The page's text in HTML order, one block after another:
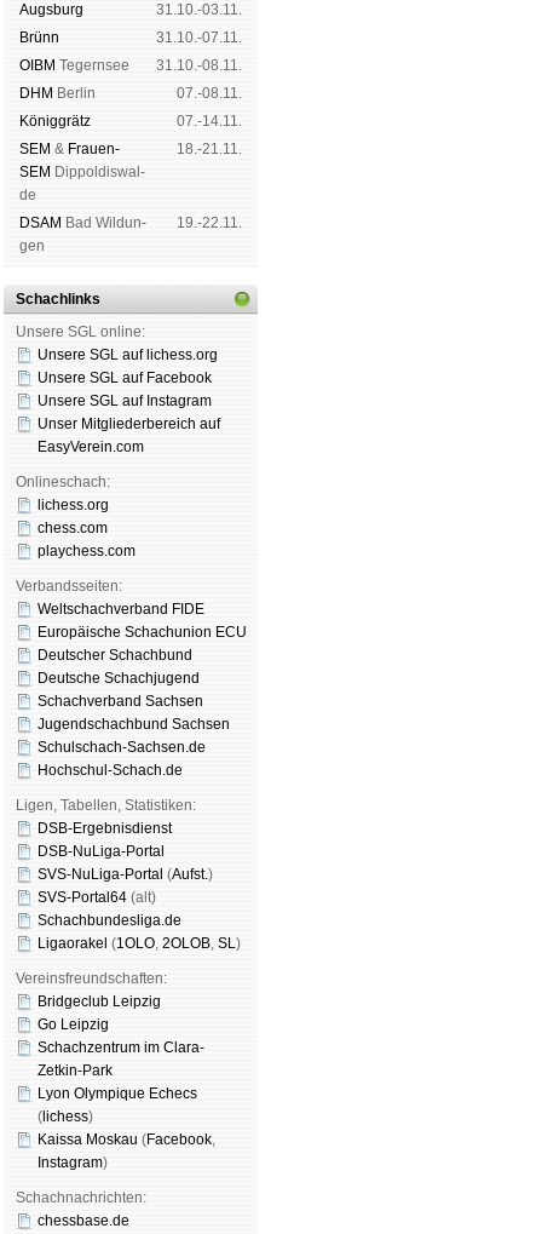
Augs­burg
31.10.-03.11.
Brünn
31.10.-07.11.
OIBM Tegern­see
31.10.-08.11.
DHM Ber­lin
07.-08.11.
König­grätz
07.-14.11.
SEM & Frauen-
SEM Dip­pol­dis­wal­
de
18.-21.11.
DSAM Bad Wil­dun­
gen
19.-22.11.
Schachlinks
Unsere SGL online:
Unsere SGL auf li­chess.org
Unsere SGL auf Face­book
Unsere SGL auf Insta­gram
Unser Mitgliederbereich auf
EasyVerein.com
Onlineschach:
lichess.org
chess.com
playchess.com
Verbandsseiten:
Weltschachverband FIDE
Europäische Schachunion ECU
Deutscher Schachbund
Deutsche Schachjugend
Schachverband Sachsen
Jugendschachbund Sachsen
Schulschach-Sachsen.de
Hochschul-Schach.de
Ligen, Tabellen, Statistiken:
DSB-Ergebnisdienst
DSB-NuLiga-Portal
SVS-NuLiga-Portal (Aufst.)
SVS-Portal64 (alt)
Schachbundesliga.de
Ligaorakel (1OLO, 2OLOB, SL)
Vereinsfreundschaften:
Bridgeclub Leipzig
Go Leipzig
Schachzentrum im Clara-
Zetkin-Park
Lyon Olympique Echecs
( lichess)
Kaissa Moskau (Face­book,
Insta­gram)
Schachnachrichten:
chessbase.de